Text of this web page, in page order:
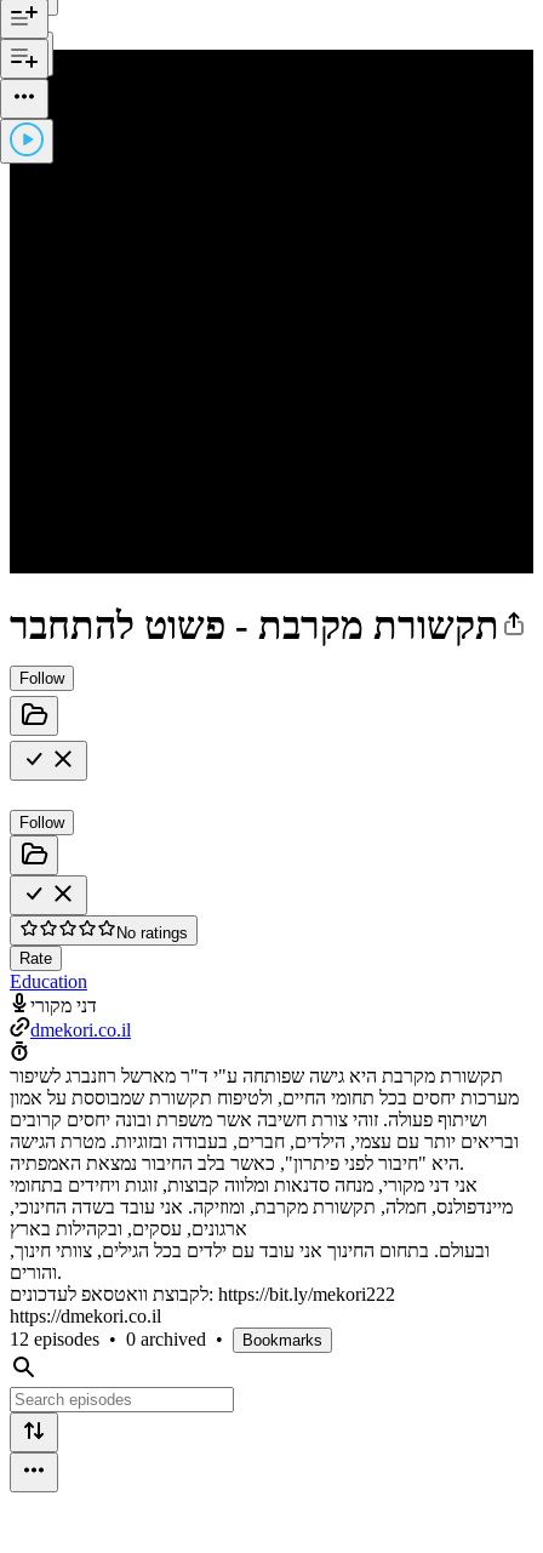
תקשורת מקרבת - פשוט להתחבר
Follow
Follow
No ratings
Rate
Education
דני מקורי
dmekori.co.il
תקשורת מקרבת היא גישה שפותחה ע"י ד"ר מארשל רוזנברג לשיפור
מערכות יחסים בכל תחומי החיים, ולטיפוח תקשורת שמבוססת על אמון
ושיתוף פעולה. זוהי צורת חשיבה אשר משפרת ובונה יחסים קרובים
ובריאים יותר עם עצמי, הילדים, חברים, בעבודה ובזוגיות. מטרת הגישה
היא "חיבור לפני פיתרון", כאשר בלב החיבור נמצאת האמפתיה.
אני דני מקורי, מנחה סדנאות ומלווה קבוצות, זוגות ויחידים בתחומי
מיינדפולנס, חמלה, תקשורת מקרבת, ומוזיקה. אני עובד בשדה החינוכי,
ארגונים, עסקים, ובקהילות בארץ
ובעולם. בתחום החינוך אני עובד עם ילדים בכל הגילים, צוותי חינוך,
והורים.
לקבוצת וואטסאפ לעדכונים: https://bit.ly/mekori222
https://dmekori.co.il
12 episodes • 0 archived • Bookmarks